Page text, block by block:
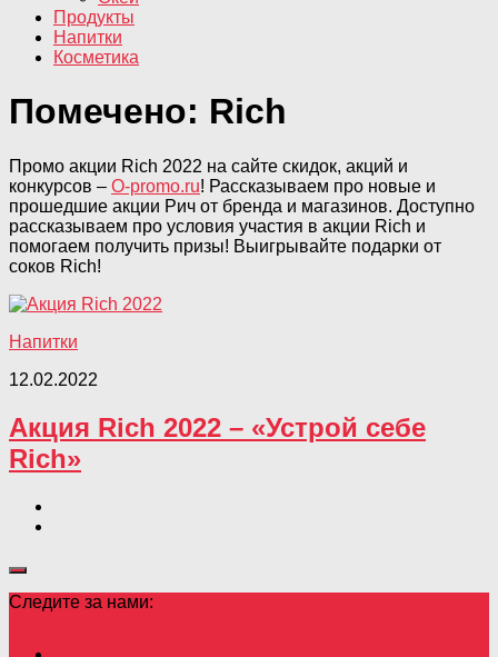
Продукты
Напитки
Косметика
Помечено: Rich
Промо акции Rich 2022 на сайте скидок, акций и
конкурсов – O-promo.ru! Рассказываем про новые и
прошедшие акции Рич от бренда и магазинов. Доступно
рассказываем про условия участия в акции Rich и
помогаем получить призы! Выигрывайте подарки от
соков Rich!
Напитки
12.02.2022
Акция Rich 2022 – «Устрой себе
Rich»
Следите за нами: